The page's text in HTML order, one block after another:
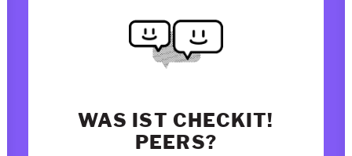
WAS IST CHECKIT!
PEERS?